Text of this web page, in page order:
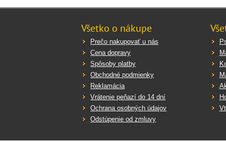
Všetko o nákupe
Prečo nakupovať u nás
Cena dopravy
Spôsoby platby
Obchodné podmienky
Reklamácia
Vrátenie peňazí do 14 dní
Ochrana osobných údajov
Odstúpenie od zmluvy